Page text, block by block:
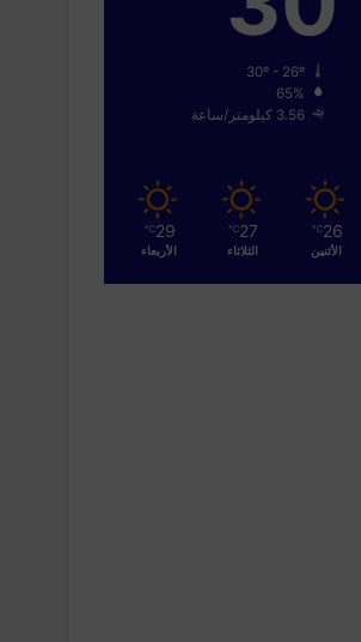
65%
3.56 كيلومتر/ساعة
26
℃
الأثنين
27
℃
الثلاثاء
29
℃
الأربعاء